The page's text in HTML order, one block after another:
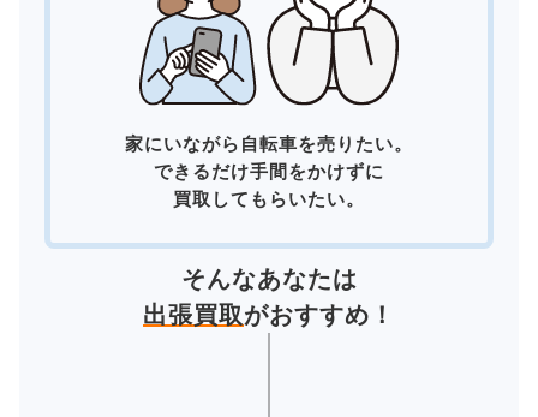
家にいながら自転車を売りたい。
できるだけ手間をかけずに
買取してもらいたい。
そんなあなたは
出張買取がおすすめ！